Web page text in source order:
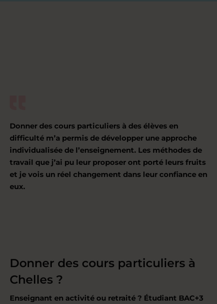
Donner des cours particuliers à des élèves en
difficulté m’a permis de développer une approche
individualisée de l’enseignement. Les méthodes de
travail que j’ai pu leur proposer ont porté leurs fruits
et je vois un réel changement dans leur confiance en
eux.
Donner des cours particuliers à
Chelles ?
Enseignant en activité ou retraité ? Étudiant BAC+3